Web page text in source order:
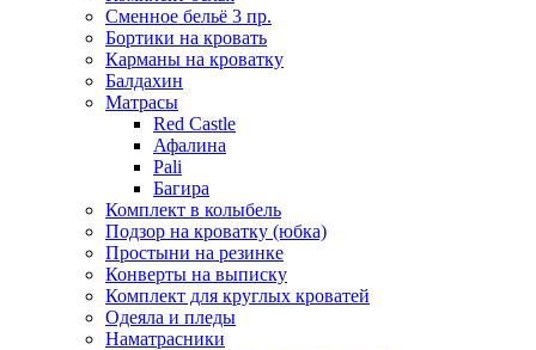
Сменное бельё 3 пр.
Бортики на кровать
Карманы на кроватку
Балдахин
Матрасы
Red Castle
Афалина
Pali
Багира
Комплект в колыбель
Подзор на кроватку (юбка)
Простыни на резинке
Конверты на выписку
Комплект для круглых кроватей
Одеяла и пледы
Наматрасники